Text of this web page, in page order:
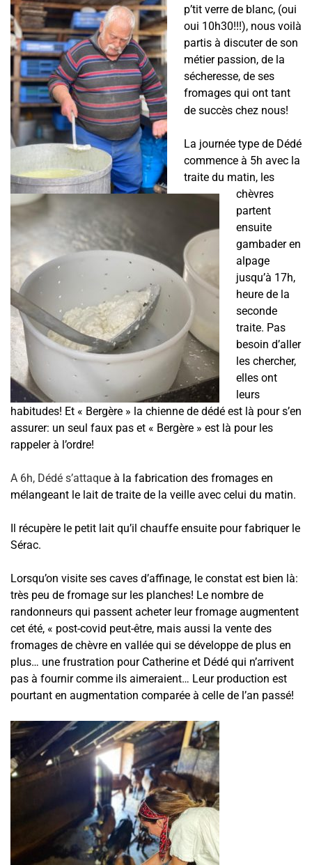
p’tit verre de blanc, (oui
oui 10h30!!!), nous voilà
partis à discuter de son
métier passion, de la
sécheresse, de ses
fromages qui ont tant
de succès chez nous!
La journée type de Dédé
commence à 5h avec la
traite du matin, les
chèvres
partent
ensuite
gambader en
alpage
jusqu’à 17h,
heure de la
seconde
traite. Pas
besoin d’aller
les chercher,
elles ont
leurs
habitudes! Et « Bergère » la chienne de dédé est là pour s’en
assurer: un seul faux pas et « Bergère » est là pour les
rappeler à l’ordre!
A 6h, Dédé s’attaque à la fabrication des fromages en
mélangeant le lait de traite de la veille avec celui du matin.
Il récupère le petit lait qu’il chauffe ensuite pour fabriquer le
Sérac.
Lorsqu’on visite ses caves d’affinage, le constat est bien là:
très peu de fromage sur les planches! Le nombre de
randonneurs qui passent acheter leur fromage augmentent
cet été, « post-covid peut-être, mais aussi la vente des
fromages de chèvre en vallée qui se développe de plus en
plus… une frustration pour Catherine et Dédé qui n’arrivent
pas à fournir comme ils aimeraient… Leur production est
pourtant en augmentation comparée à celle de l’an passé!